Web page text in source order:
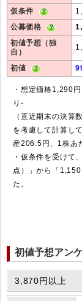
仮条件
公募価格
初値予想（独
自）
初値
・想定価格1,290円
り-
（直近期末の決算
を考慮して計算し
産206.5円、1株あ
・仮条件を受けて
点）」から「
た。
初値予想アン
3,870円以上